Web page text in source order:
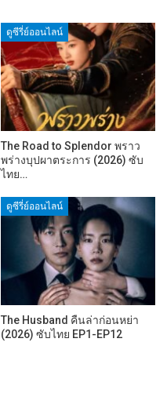
ดูซีรี่ย์ออนไลน์
The Road to Splendor พราว
พร่างบุปผาตระการ (2026) ซับ
ไทย…
ดูซีรี่ย์ออนไลน์
The Husband คืนล่าก่อนหย่า
(2026) ซับไทย EP1-EP12